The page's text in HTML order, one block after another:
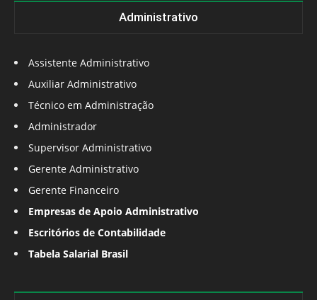
Administrativo
Assistente Administrativo
Auxiliar Administrativo
Técnico em Administração
Administrador
Supervisor Administrativo
Gerente Administrativo
Gerente Financeiro
Empresas de Apoio Administrativo
Escritórios de Contabilidade
Tabela Salarial Brasil